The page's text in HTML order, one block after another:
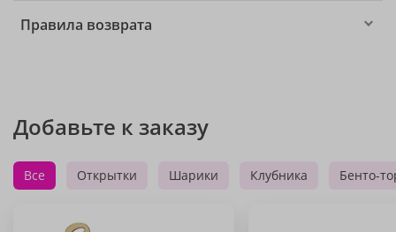
Правила возврата
Добавьте к заказу
Все Открытки Шарики Клубника Бенто-